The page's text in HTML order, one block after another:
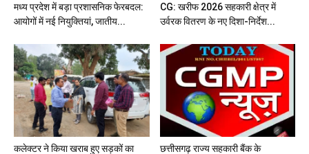
मध्य प्रदेश में बड़ा प्रशासनिक फेरबदल:
आयोगों में नई नियुक्तियां, जातीय...
CG: खरीफ 2026 सहकारी क्षेत्र में
उर्वरक वितरण के नए दिशा-निर्देश...
कलेक्टर ने किया खराब हुए सड़कों का
छत्तीसगढ़ राज्य सहकारी बैंक के